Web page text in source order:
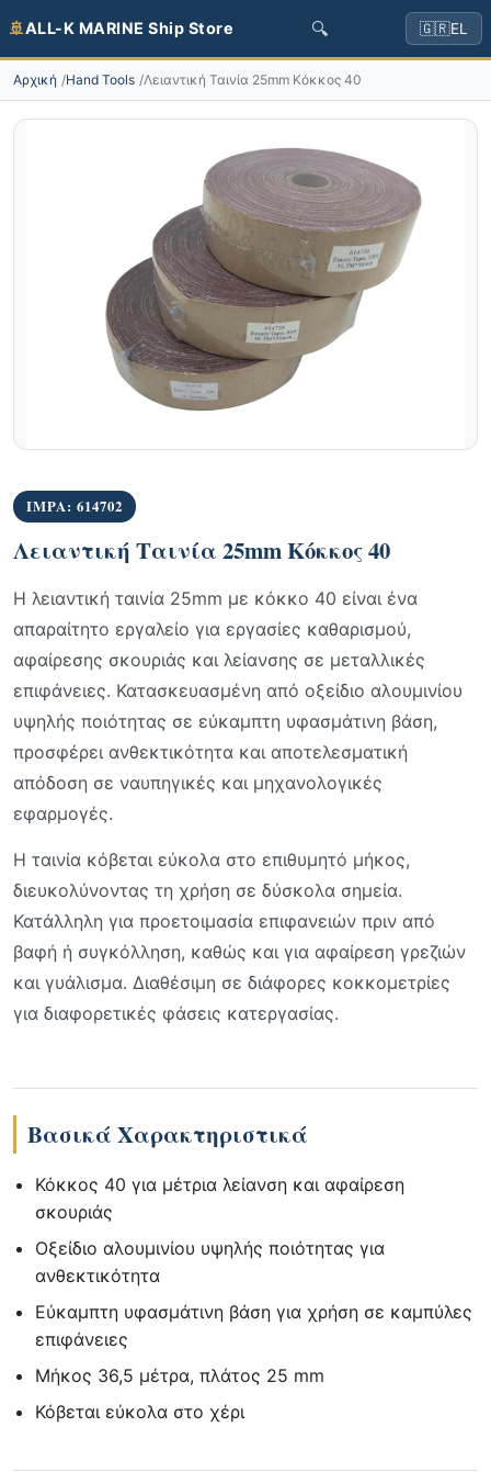
🚢ALL-K MARINE Ship Store 🔍 🇬🇷EL
Αρχική Hand Tools Λειαντική Ταινία 25mm Κόκκος 40
IMPA: 614702
Λειαντική Ταινία 25mm Κόκκος 40
Η λειαντική ταινία 25mm με κόκκο 40 είναι ένα
απαραίτητο εργαλείο για εργασίες καθαρισμού,
αφαίρεσης σκουριάς και λείανσης σε μεταλλικές
επιφάνειες. Κατασκευασμένη από οξείδιο αλουμινίου
υψηλής ποιότητας σε εύκαμπτη υφασμάτινη βάση,
προσφέρει ανθεκτικότητα και αποτελεσματική
απόδοση σε ναυπηγικές και μηχανολογικές
εφαρμογές.
Η ταινία κόβεται εύκολα στο επιθυμητό μήκος,
διευκολύνοντας τη χρήση σε δύσκολα σημεία.
Κατάλληλη για προετοιμασία επιφανειών πριν από
βαφή ή συγκόλληση, καθώς και για αφαίρεση γρεζιών
και γυάλισμα. Διαθέσιμη σε διάφορες κοκκομετρίες
για διαφορετικές φάσεις κατεργασίας.
Βασικά Χαρακτηριστικά
Κόκκος 40 για μέτρια λείανση και αφαίρεση
σκουριάς
Οξείδιο αλουμινίου υψηλής ποιότητας για
ανθεκτικότητα
Εύκαμπτη υφασμάτινη βάση για χρήση σε καμπύλες
επιφάνειες
Μήκος 36,5 μέτρα, πλάτος 25 mm
Κόβεται εύκολα στο χέρι